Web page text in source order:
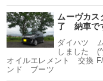
ムーヴカ
了 納車で
ダイハツ
しました
オイルエレメント 交換
ンド ブーツ